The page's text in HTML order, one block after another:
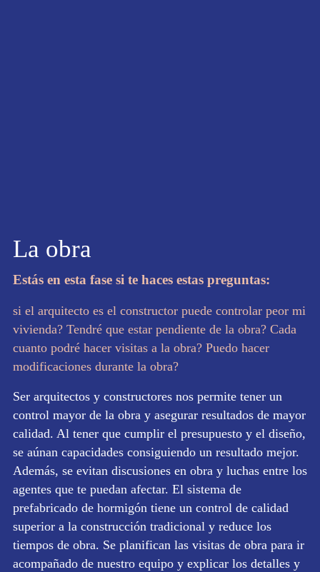
La obra
Estás en esta fase si te haces estas preguntas:
si el arquitecto es el constructor puede controlar peor mi
vivienda? Tendré que estar pendiente de la obra? Cada
cuanto podré hacer visitas a la obra? Puedo hacer
modificaciones durante la obra?
Ser arquitectos y constructores nos permite tener un
control mayor de la obra y asegurar resultados de mayor
calidad. Al tener que cumplir el presupuesto y el diseño,
se aúnan capacidades consiguiendo un resultado mejor.
Además, se evitan discusiones en obra y luchas entre los
agentes que te puedan afectar. El sistema de
prefabricado de hormigón tiene un control de calidad
superior a la construcción tradicional y reduce los
tiempos de obra. Se planifican las visitas de obra para ir
acompañado de nuestro equipo y explicar los detalles y